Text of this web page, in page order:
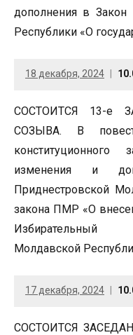
дополнения в Закон
Республики «О
18 декабря, 2024
СОСТОИТСЯ 13-е
СОЗЫВА. В
изменения и
Приднестровской
закона ПМР «О
Избирательный
Молдавской
17 декабря, 2024
СОСТОИТСЯ